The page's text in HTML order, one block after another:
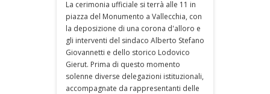
La cerimonia ufficiale si terrà alle 11 in
piazza del Monumento a Vallecchia, con
la deposizione di una corona d'alloro e
gli interventi del sindaco Alberto Stefano
Giovannetti e dello storico Lodovico
Gierut. Prima di questo momento
solenne diverse delegazioni istituzionali,
accompagnate da rappresentanti delle